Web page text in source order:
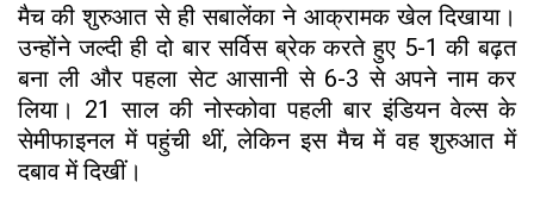
मैच की शुरुआत से ही सबालेंका ने आक्रामक खेल दिखाया।
उन्होंने जल्दी ही दो बार सर्विस ब्रेक करते हुए 5-1 की बढ़त
बना ली और पहला सेट आसानी से 6-3 से अपने नाम कर
लिया। 21 साल की नोस्कोवा पहली बार इंडियन वेल्स के
सेमीफाइनल में पहुंची थीं, लेकिन इस मैच में वह शुरुआत में
दबाव में दिखीं।